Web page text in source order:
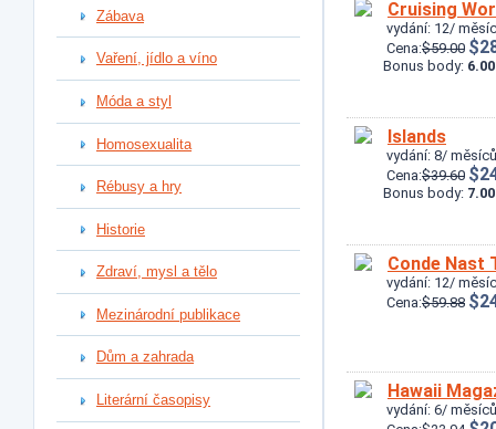
Zábava
Vaření, jídlo a víno
Móda a styl
Homosexualita
Rébusy a hry
Historie
Zdraví, mysl a tělo
Mezinárodní publikace
Dům a zahrada
Literární časopisy
Cruising
vydání: 12/
Cena:$59.00
Bonus body: 6.00
Islands
vydání: 8/
Cena:$39.60
Bonus body: 7.00
Conde Nast
vydání: 12/
Cena:$59.88
Hawaii
vydání: 6/